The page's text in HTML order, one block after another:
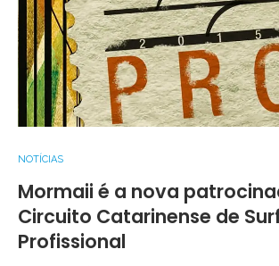
NOTÍCIAS
Mormaii é a nova
Circuito Catarinense de
Profissional